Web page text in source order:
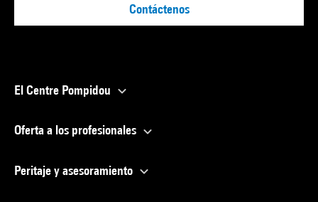
Contáctenos
El Centre Pompidou
Oferta a los profesionales
Peritaje y asesoramiento